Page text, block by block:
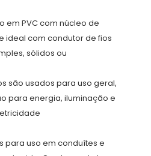
em PVC com núcleo de
ideal com condutor de fios
são usados ​​para uso geral,
para energia, iluminação e
para uso em conduítes e